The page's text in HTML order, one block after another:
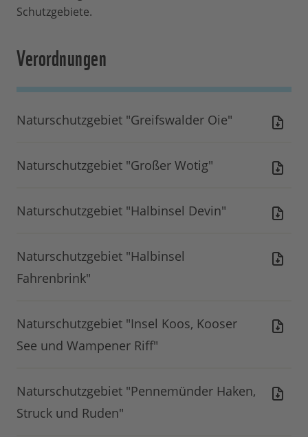
Schutzgebiete.
Verordnungen
Naturschutzgebiet "Greifswalder Oie"
Naturschutzgebiet "Großer Wotig"
Naturschutzgebiet "Halbinsel Devin"
Naturschutzgebiet "Halbinsel
Fahrenbrink"
Naturschutzgebiet "Insel Koos, Kooser
See und Wampener Riff"
Naturschutzgebiet "Pennemünder Haken,
Struck und Ruden"